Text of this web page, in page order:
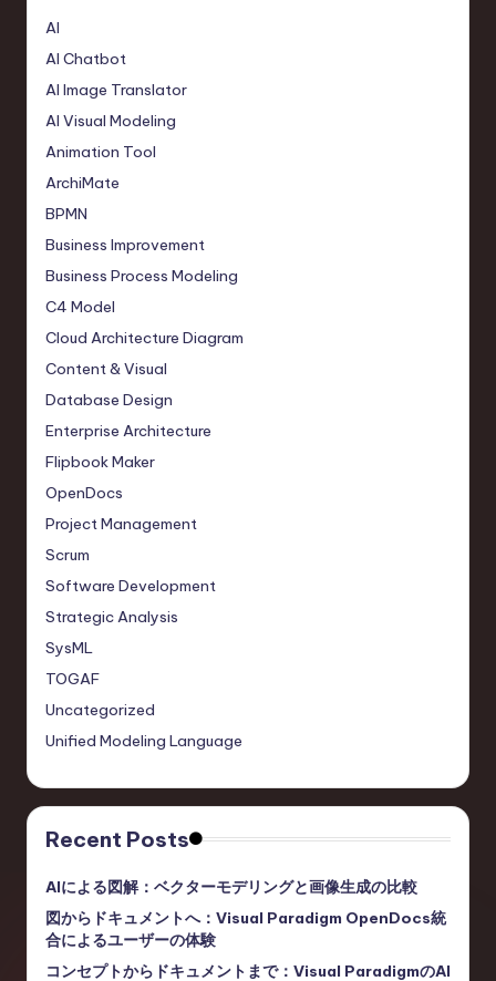
AI
AI Chatbot
AI Image Translator
AI Visual Modeling
Animation Tool
ArchiMate
BPMN
Business Improvement
Business Process Modeling
C4 Model
Cloud Architecture Diagram
Content & Visual
Database Design
Enterprise Architecture
Flipbook Maker
OpenDocs
Project Management
Scrum
Software Development
Strategic Analysis
SysML
TOGAF
Uncategorized
Unified Modeling Language
Recent Posts
AIによる図解：ベクターモデリングと画像生成の比較
図からドキュメントへ：Visual Paradigm OpenDocs統
合によるユーザーの体験
コンセプトからドキュメントまで：Visual ParadigmのAI